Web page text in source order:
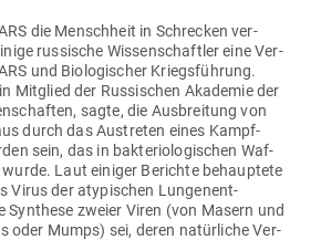
die Menschheit in Schrecken ver­
rus­sische Wis­sen­schaftler eine Ver­
und Bio­lo­gi­scher Kriegs­führung.
Mit­glied der Rus­si­schen Aka­demie der
sagte, die Aus­breitung von
durch das Aus­treten eines Kampf­
sein, das in bak­te­rio­lo­gi­schen Waf­
Laut einiger Berichte behauptete
Virus der aty­pi­schen Lun­gen­ent­
Syn­these zweier Viren (von Masern und
oder Mumps) sei, deren natür­liche Ver­